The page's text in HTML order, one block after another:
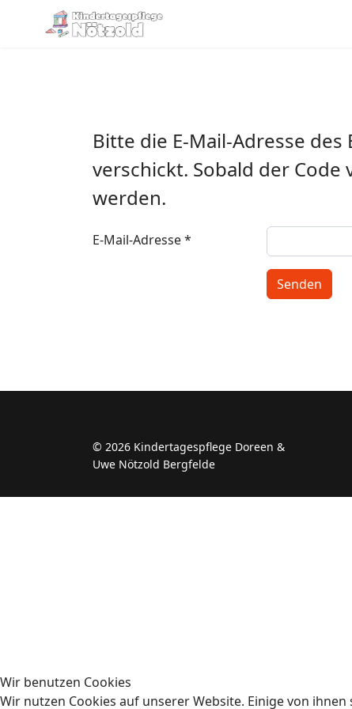
Bitte die E-Mail-Adresse
verschickt. Sobald der
werden.
E-Mail-Adresse*
Senden
© 2026 Kindertagespflege Doreen &
Uwe Nötzold Bergfelde
Wir benutzen Cookies
Wir nutzen Cookies auf unserer Website. Einige von